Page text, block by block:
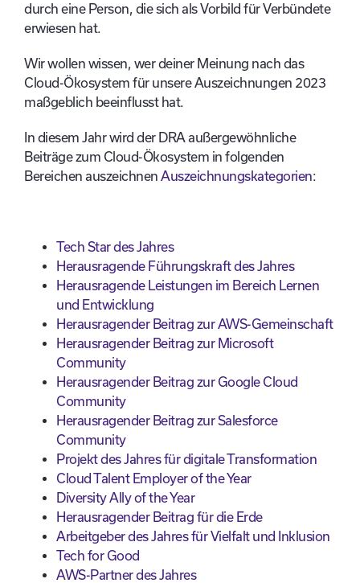
durch eine Person, die sich als Vorbild für Verbündete
erwiesen hat.
Wir wollen wissen, wer deiner Meinung nach das
Cloud-Ökosystem für unsere Auszeichnungen 2023
maßgeblich beeinflusst hat.
In diesem Jahr wird der DRA außergewöhnliche
Beiträge zum Cloud-Ökosystem in folgenden
Bereichen auszeichnen Auszeichnungskategorien:
Tech Star des Jahres
Herausragende Führungskraft des Jahres
Herausragende Leistungen im Bereich Lernen
und Entwicklung
Herausragender Beitrag zur AWS-Gemeinschaft
Herausragender Beitrag zur Microsoft
Community
Herausragender Beitrag zur Google Cloud
Community
Herausragender Beitrag zur Salesforce
Community
Projekt des Jahres für digitale Transformation
Cloud Talent Employer of the Year
Diversity Ally of the Year
Herausragender Beitrag für die Erde
Arbeitgeber des Jahres für Vielfalt und Inklusion
Tech for Good
AWS-Partner des Jahres